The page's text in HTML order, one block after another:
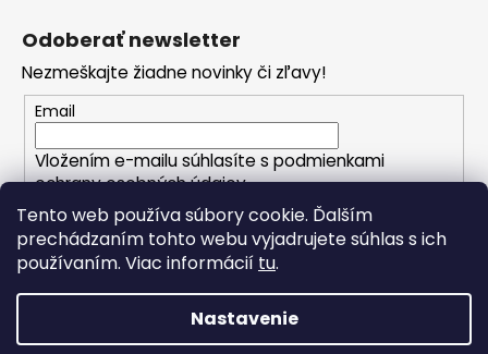
Tento web používa súbory cookie. Ďalším
prechádzaním tohto webu vyjadrujete súhlas s ich
používaním. Viac informácií tu.
Nastavenie
Odoberať newsletter
Nezmeškajte žiadne novinky či zľavy!
Email
Vložením e-mailu súhlasíte spodmienkami
ochrany osobných údajov
PRIHLÁSIŤ SA